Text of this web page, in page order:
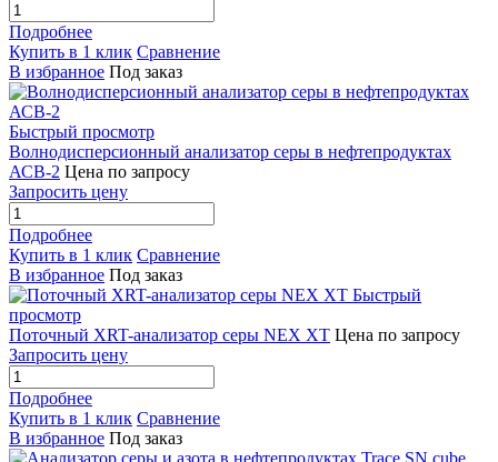
Подробнее
Купить в 1 клик Сравнение
В избранное Под заказ
Быстрый просмотр
Волнодисперсионный анализатор серы в нефтепродуктах
АСВ-2 Цена по запросу
Запросить цену
Подробнее
Купить в 1 клик Сравнение
В избранное Под заказ
Быстрый
просмотр
Поточный XRT-анализатор серы NEX XT Цена по запросу
Запросить цену
Подробнее
Купить в 1 клик Сравнение
В избранное Под заказ